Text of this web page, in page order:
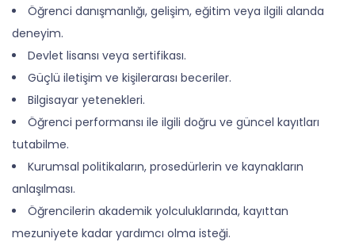
Öğrenci danışmanlığı, gelişim, eğitim veya ilgili alanda
deneyim.
Devlet lisansı veya sertifikası.
Güçlü iletişim ve kişilerarası beceriler.
Bilgisayar yetenekleri.
Öğrenci performansı ile ilgili doğru ve güncel kayıtları
tutabilme.
Kurumsal politikaların, prosedürlerin ve kaynakların
anlaşılması.
Öğrencilerin akademik yolculuklarında, kayıttan
mezuniyete kadar yardımcı olma isteği.